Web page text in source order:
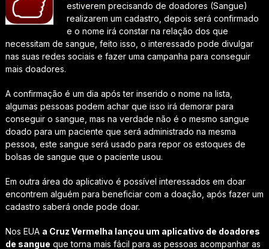
estiverem precisando de doadores (Sangue)
realizarem um cadastro, depois será confirmado
e o nome irá constar na relação dos que
necessitam de sangue, feito isso, o interessado pode divulgar
nas suas redes sociais e fazer uma campanha para conseguir
mais doadores.
A confirmação é um dia após ter inserido o nome na lista,
algumas pessoas podem achar que isso irá demorar para
conseguir o sangue, mas na verdade não é o mesmo sangue
doado para um paciente que será administrado na mesma
pessoa, este sangue será usado para repor os estoques de
bolsas de sangue que o paciente usou.
Em outra área do aplicativo é possível interessados em doar
encontrem alguém para beneficiar com a doação, após fazer um
cadastro saberá onde pode doar.
Nos EUA a Cruz Vermelha lançou um aplicativo de doadores
de sangue que torna mais fácil para as pessoas acompanhar as